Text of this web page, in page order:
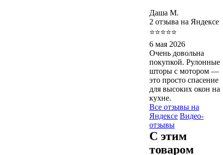
Даша М.
2 отзыва на Яндексе
⭐⭐⭐⭐⭐
6 мая 2026
Очень довольна
покупкой. Рулонные
шторы с мотором —
это просто спасение
для высоких окон на
кухне.
Все отзывы на
Яндексе Видео-
отзывы
С этим
товаром